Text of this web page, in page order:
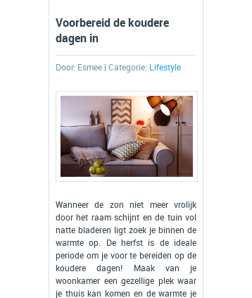
Voorbereid de koudere
dagen in
Door: Esmee | Categorie: Lifestyle
Wanneer de zon niet meer vrolijk
door het raam schijnt en de tuin vol
natte bladeren ligt zoek je binnen de
warmte op. De herfst is de ideale
periode om je voor te bereiden op de
koudere dagen! Maak van je
woonkamer een gezellige plek waar
je thuis kan komen en de warmte je